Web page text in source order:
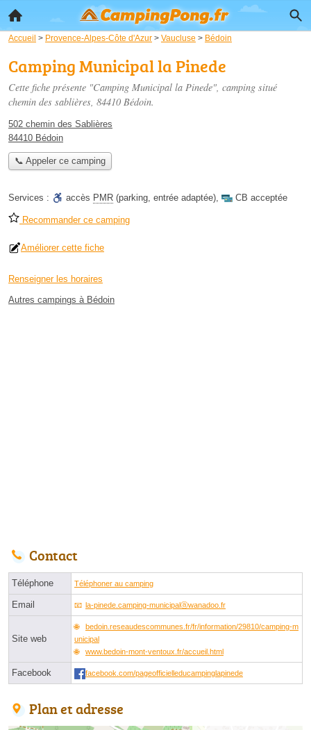
Accueil > Provence-Alpes-Côte d'Azur > Vaucluse > Bédoin
Camping Municipal la Pinede
Cette fiche présente "Camping Municipal la Pinede", camping situé
chemin des sablières, 84410 Bédoin.
502 chemin des Sablières
84410 Bédoin
📞 Appeler ce camping
Services : accès PMR (parking, entrée adaptée), CB acceptée
Recommander ce camping
Améliorer cette fiche
Renseigner les horaires
Autres campings à Bédoin
Contact
Téléphone Téléphoner au camping
Email la-pinede.camping-municipalⓐwanadoo.fr
Site web
bedoin.reseaudescommunes.fr/fr/information/29810/camping-m
unicipal
www.bedoin-mont-ventoux.fr/accueil.html
Facebook facebook.com/pageofficielleducampinglapinede
Plan et adresse